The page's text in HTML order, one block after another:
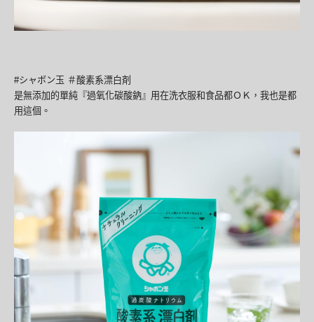
#シャボン玉 ＃酸素系漂白剤
是無添加的單純『過氧化碳酸鈉』用在洗衣服和食品都ＯＫ，我也是都
用這個。